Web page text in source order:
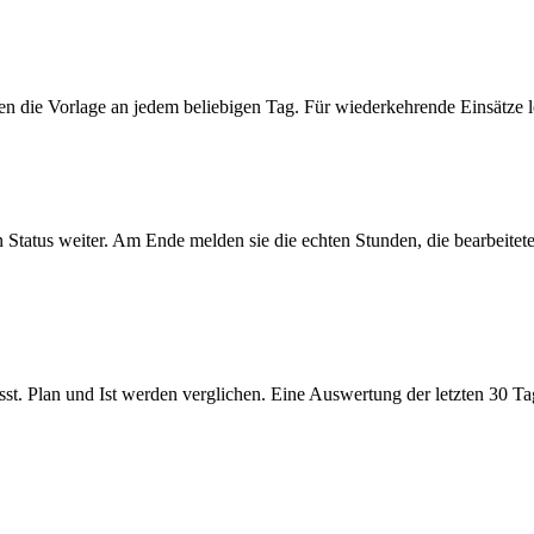
die Vorlage an jedem beliebigen Tag. Für wiederkehrende
weiter. Am Ende melden sie die echten Stunden, die
Plan und Ist werden verglichen. Eine Auswertung der letzten 30